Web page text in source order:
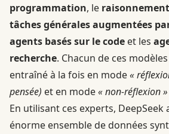
programmation, le
tâches générales augmentées
agents basés sur le code et les
recherche. Chacun de ces
entraîné à la fois en mode«
pensée) et en mode« non-réflexion »
En utilisant ces experts, DeepSeek
énorme ensemble de données